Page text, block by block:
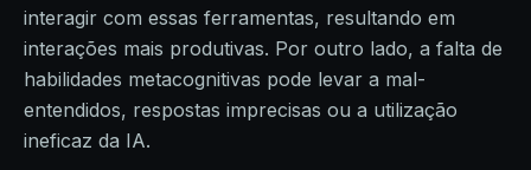
interagir com essas ferramentas, resultando em
interações mais produtivas. Por outro lado, a falta de
habilidades metacognitivas pode levar a mal-
entendidos, respostas imprecisas ou a utilização
ineficaz da IA.